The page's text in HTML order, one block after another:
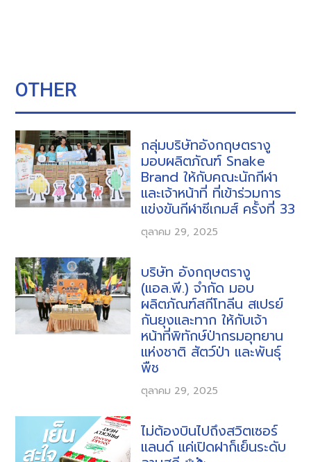
OTHER
กลุ่มบริษัทอังกฤษตรางู
มอบผลิตภัณฑ์ Snake
Brand ให้กับคณะนักกีฬา
และเจ้าหน้าที่ ที่เข้าร่วมการ
แข่งขันกีฬาซีเกมส์ ครั้งที่ 33
ตุลาคม 29, 2025
บริษัท อังกฤษตรางู
(แอล.พี.) จำกัด มอบ
ผลิตภัณฑ์สกีโทลีน สเปรย์
กันยุงและทาก ให้กับเจ้า
หน้าที่พิทักษ์ป่ากรมอุทยาน
แห่งชาติ สัตว์ป่า และพันธุ์
พืช
ตุลาคม 29, 2025
ไม่ต้องบินไปถึงสวิตเซอร์
แลนด์ แค่เปิดฝาก็เย็นระดับ